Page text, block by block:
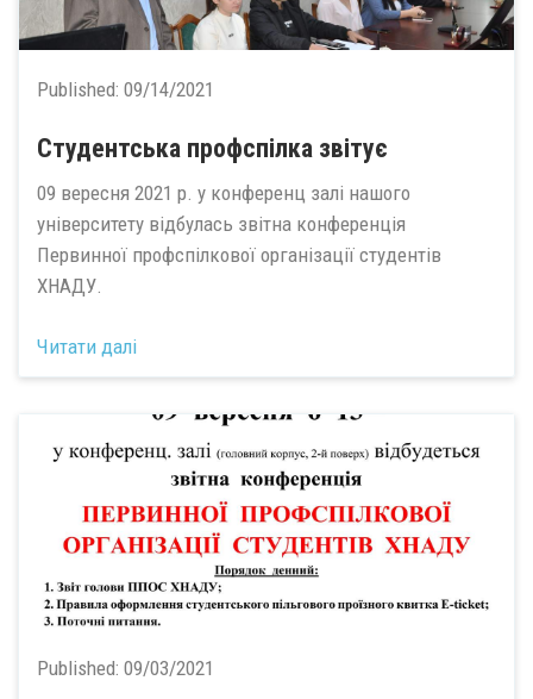
Published: 09/14/2021
Студентська профспілка звітує
09 вересня 2021 р. у конференц залі нашого
університету відбулась звітна конференція
Первинної профспілкової організації студентів
ХНАДУ.
Читати далі
Published: 09/03/2021